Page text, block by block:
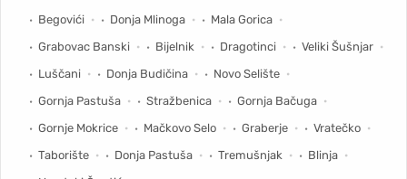
Begovići
Donja Mlinoga
Mala Gorica
Grabovac Banski
Bijelnik Dragotinci
Veliki Šušnjar
Luščani
Donja Budičina
Novo Selište
Gornja Pastuša
Stražbenica
Gornja Bačuga
Gornje Mokrice
Mačkovo Selo Graberje
Vratečko
Taborište
Donja Pastuša Tremušnjak
Blinja